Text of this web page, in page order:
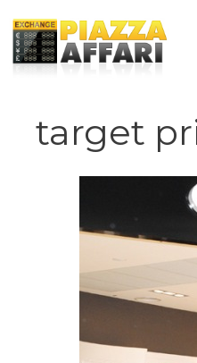
contenuto
target